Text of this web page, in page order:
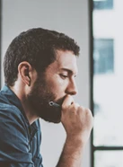
Humano
Negocio